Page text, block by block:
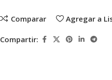
Comparar Agregar a
Compartir: